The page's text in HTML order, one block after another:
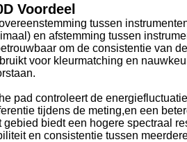
Voordeel
tussen
en afstemming tussen
om de consistentie van
voor kleurmatching en
pad controleert de
tijdens de meting,en een
biedt een hogere spectraal
en consistentie tussen